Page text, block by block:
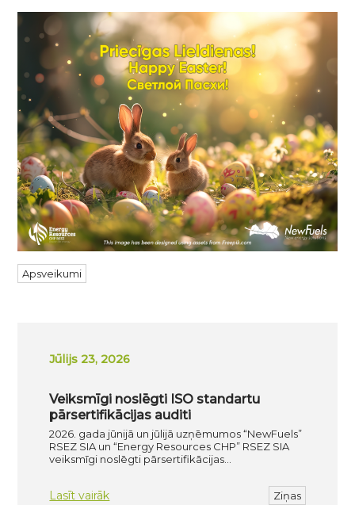
Apsveikumi
Jūlijs 23, 2026
Veiksmīgi noslēgti ISO standartu
pārsertifikācijas auditi
2026. gada jūnijā un jūlijā uzņēmumos “NewFuels”
RSEZ SIA un “Energy Resources CHP” RSEZ SIA
veiksmīgi noslēgti pārsertifikācijas…
Lasīt vairāk Ziņas